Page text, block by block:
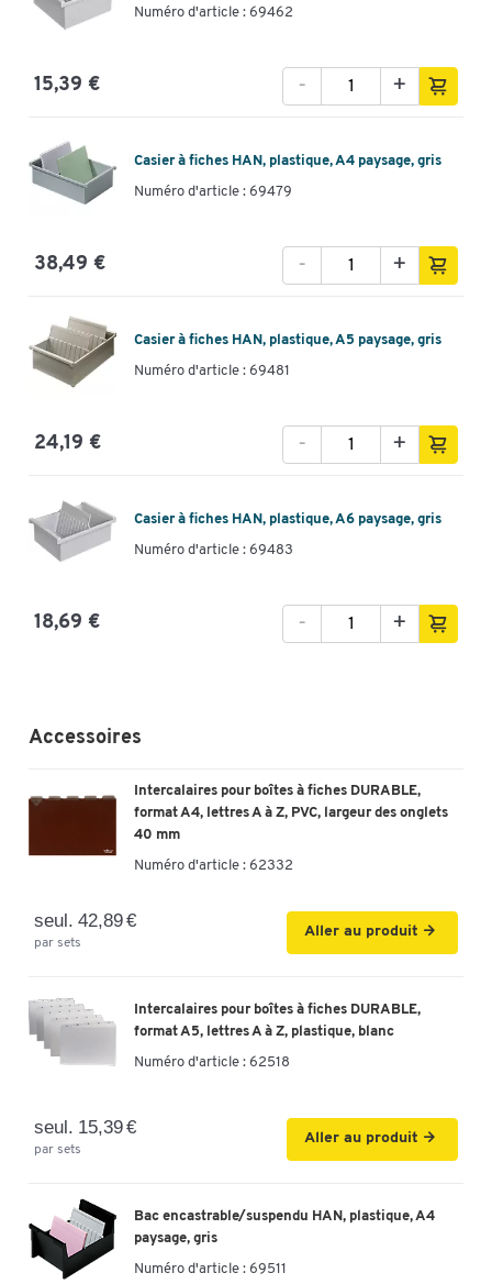
Numéro d'article : 69462
15,39 € +
-
Casier à fiches HAN, plastique, A4 paysage, gris
Numéro d'article : 69479
38,49 € +
-
Casier à fiches HAN, plastique, A5 paysage, gris
Numéro d'article : 69481
24,19 € +
-
Casier à fiches HAN, plastique, A6 paysage, gris
Numéro d'article : 69483
18,69 € +
-
Accessoires
Intercalaires pour boîtes à fiches DURABLE,
format A4, lettres A à Z, PVC, largeur des onglets
40 mm
Numéro d'article : 62332
seul. 42,89 €
par sets
Aller au produit
Intercalaires pour boîtes à fiches DURABLE,
format A5, lettres A à Z, plastique, blanc
Numéro d'article : 62518
seul. 15,39 €
par sets
Aller au produit
Bac encastrable/suspendu HAN, plastique, A4
paysage, gris
Numéro d'article : 69511